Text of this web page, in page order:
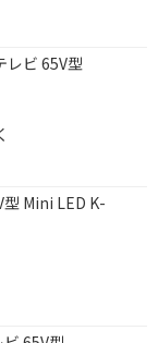
レビ 65V型
型 Mini LED K-
8畳～12
～6畳）